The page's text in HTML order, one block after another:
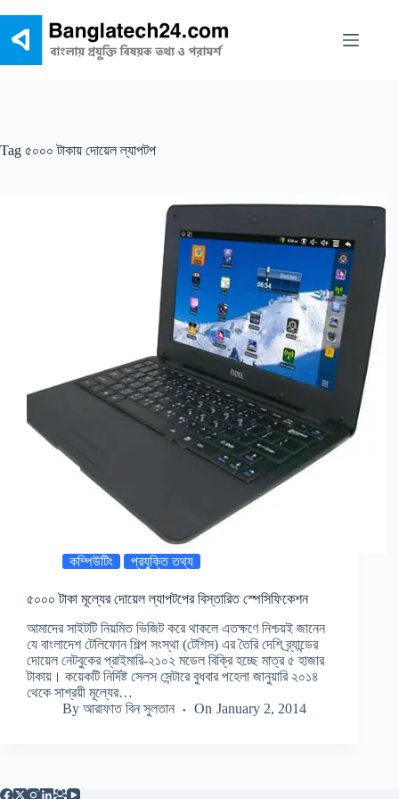
content
Tag ৫০০০ টাকায় দোয়েল ল্যাপটপ
কম্পিউটিং প্রযুক্তি তথ্য
৫০০০ টাকা মূল্যের দোয়েল ল্যাপটপের বিস্তারিত স্পেসিফিকেশন
আমাদের সাইটটি নিয়মিত ভিজিট করে থাকলে এতক্ষণে নিশ্চয়ই জানেন
যে বাংলাদেশ টেলিফোন শিল্প সংস্থা (টেশিস) এর তৈরি দেশি ব্র্যান্ডের
দোয়েল নেটবুকের প্রাইমারি-২১০২ মডেল বিক্রি হচ্ছে মাত্র ৫ হাজার
টাকায়। কয়েকটি নির্দিষ্ট সেলস সেন্টারে বুধবার পহেলা জানুয়ারি ২০১৪
থেকে সাশ্রয়ী মূল্যের…
By আরাফাত বিন সুলতান On January 2, 2014